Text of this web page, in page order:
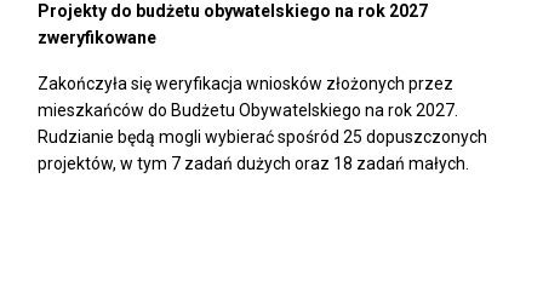
Projekty do budżetu obywatelskiego na rok 2027
zweryfikowane
Zakończyła się weryfikacja wniosków złożonych przez
mieszkańców do Budżetu Obywatelskiego na rok 2027.
Rudzianie będą mogli wybierać spośród 25 dopuszczonych
projektów, w tym 7 zadań dużych oraz 18 zadań małych.